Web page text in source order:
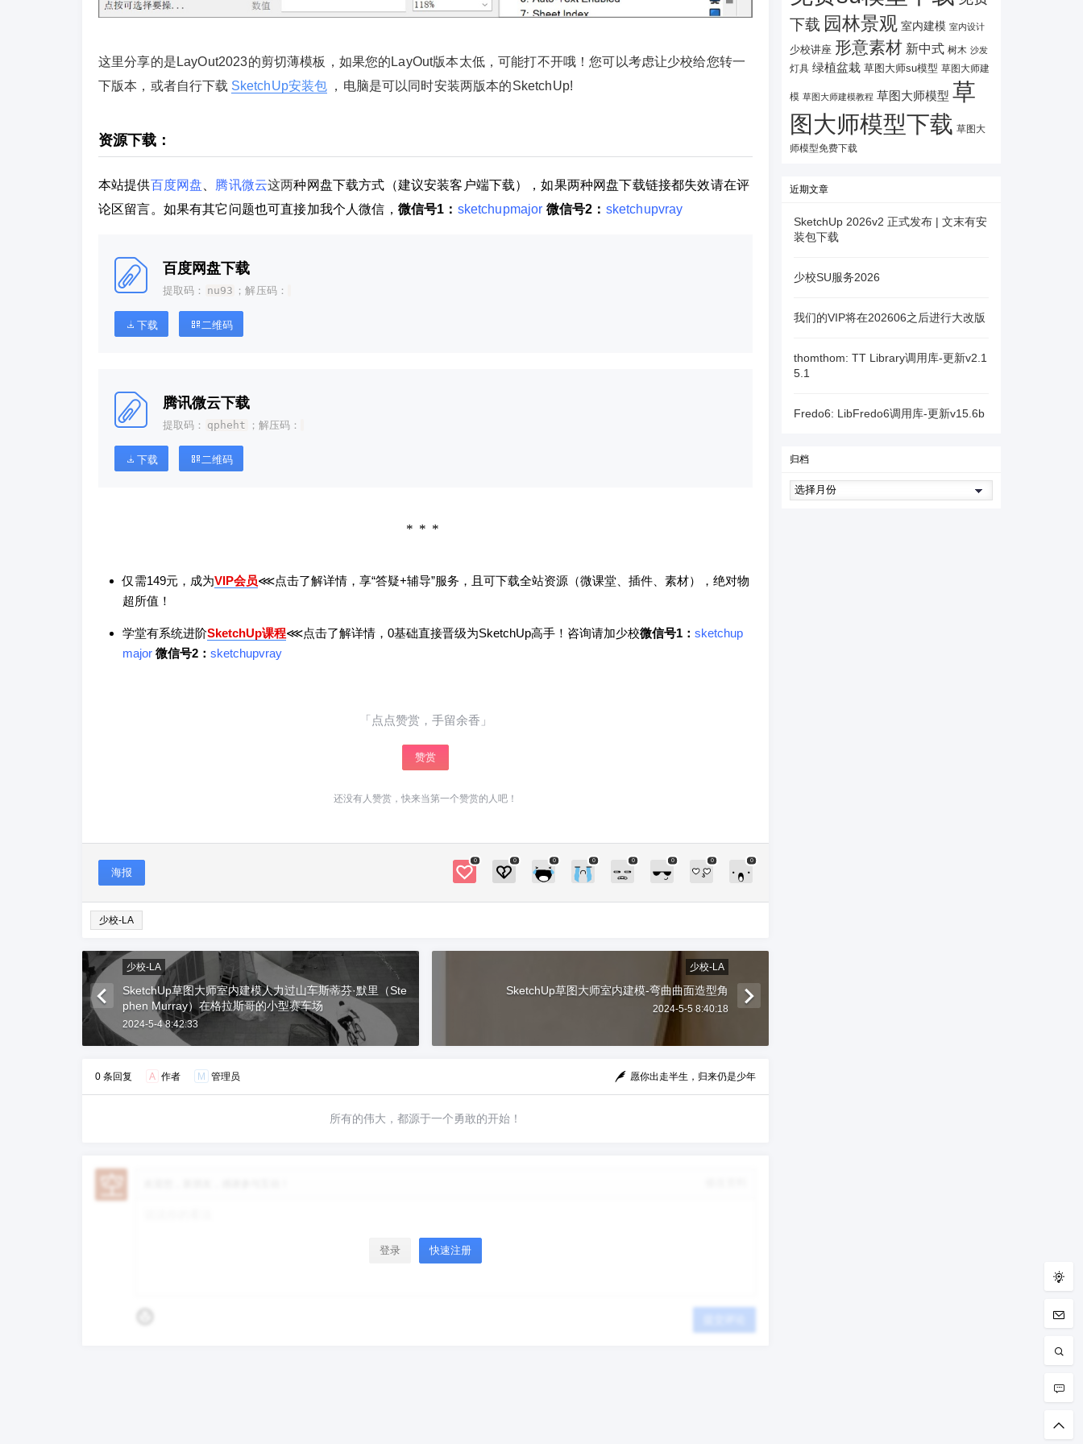
这里分享的是LayOut2023的剪切薄模板，如果您的LayOut版本太低，可能打不开哦！您可以考虑让少校给您转一
下版本，或者自行下载 SketchUp安装包 ，电脑是可以同时安装两版本的SketchUp!
资源下载：
本站提供百度网盘 腾讯微云这两种网盘下载方式（建议安装客户端下载），如果两种网盘下载链接都失效请在评
论区留言。如果有其它问题也可直接加我个人微信， 微信号1： sketchupmajor 微信号2： sketchupvray
百度网盘下载
提取码： nu93 ；解压码：
下载 二维码
腾讯微云下载
提取码： qpheht ；解压码：
下载 二维码
仅需149元，成为VIP会员⋘点击了解详情，享“答疑+辅导”服务，且可下载全站资源（微课堂、插件、素材），绝对物
超所值！
学堂有系统进阶SketchUp课程⋘点击了解详情，0基础直接晋级为SketchUp高手！咨询请加少校微信号1： sketchup
major 微信号2： sketchupvray
「点点赞赏，手留余香」
赞赏
还没有人赞赏，快来当第一个赞赏的人吧！
海报
0 0 0 0 0 0 0 0
少校-LA
扫描二维码继续阅读
给少校-LA打赏
少校-LA
SketchUp草图大师室内建模人力过山车斯蒂芬·默里（Ste
phen Murray）在格拉斯哥的小型赛车场
2024-5-4 8:42:33
少校-LA
SketchUp草图大师室内建模-弯曲曲面造型角
2024-5-5 8:40:18
0 条回复 A 作者 M 管理员 愿你出走半生，归来仍是少年
所有的伟大，都源于一个勇敢的开始！
登录 快速注册
下载 园林景观 室内建模 室内设计
少校讲座 形意素材 新中式 树木 沙发
灯具 绿植盆栽 草图大师su模型 草图大师建
模 草图大师建模教程 草图大师模型 草
图大师模型下载 草图大
师模型免费下载
近期文章
SketchUp 2026v2 正式发布 | 文末有安
装包下载
少校SU服务2026
我们的VIP将在202606之后进行大改版
thomthom: TT Library调用库-更新v2.1
5.1
Fredo6: LibFredo6调用库-更新v15.6b
归档